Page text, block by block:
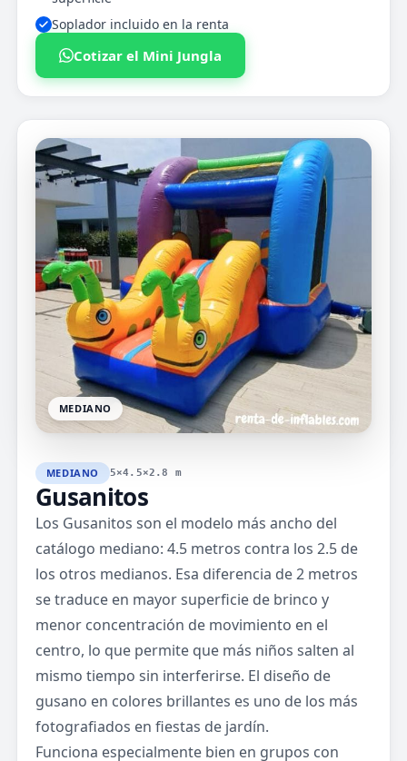
Soplador incluido en la renta
Cotizar el Mini Jungla
MEDIANO 5×4.5×2.8 m
Gusanitos
Los Gusanitos son el modelo más ancho del
catálogo mediano: 4.5 metros contra los 2.5 de
los otros medianos. Esa diferencia de 2 metros
se traduce en mayor superficie de brinco y
menor concentración de movimiento en el
centro, lo que permite que más niños salten al
mismo tiempo sin interferirse. El diseño de
gusano en colores brillantes es uno de los más
fotografiados en fiestas de jardín.
Funciona especialmente bien en grupos con
MEDIANO